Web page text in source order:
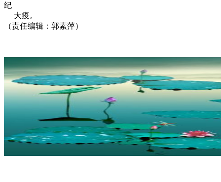
纪
大疫。
（责任编辑：郭素萍）